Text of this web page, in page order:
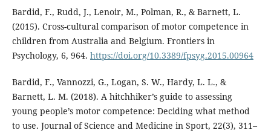
Bardid, F., Rudd, J., Lenoir, M., Polman, R., & Barnett, L.
(2015). Cross-cultural comparison of motor competence in
children from Australia and Belgium. Frontiers in
Psychology, 6, 964. https://doi.org/10.3389/fpsyg.2015.00964
Bardid, F., Vannozzi, G., Logan, S. W., Hardy, L. L., &
Barnett, L. M. (2018). A hitchhiker’s guide to assessing
young people’s motor competence: Deciding what method
to use. Journal of Science and Medicine in Sport, 22(3), 311–